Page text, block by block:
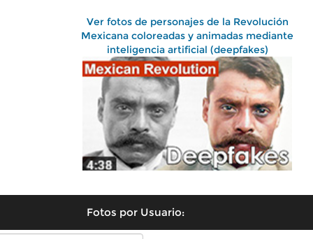
Ver fotos de personajes de la Revolución
Mexicana coloreadas y animadas mediante
inteligencia artificial (deepfakes)
Fotos por Usuario: